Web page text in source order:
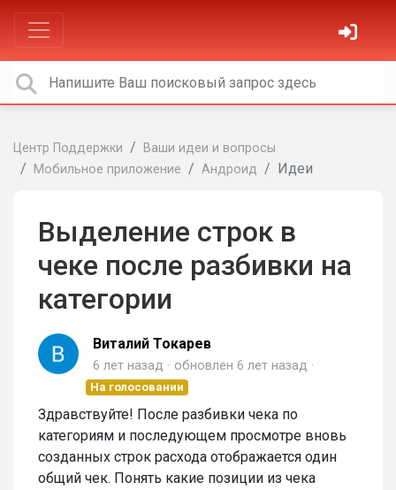
Центр Поддержки
Ваши идеи и вопросы
Мобильное приложение
Андроид Идеи
Выделение строк в
чеке после разбивки на
категории
Виталий Токарев
6 лет назад обновлен 6 лет назад
На голосовании
Здравствуйте! После разбивки чека по
категориям и последующем просмотре вновь
созданных строк расхода отображается один
общий чек. Понять какие позиции из чека